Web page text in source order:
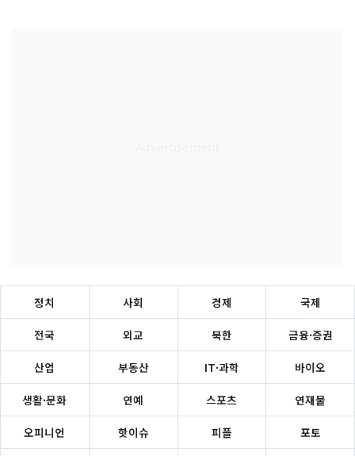
정치 사회 경제 국제
전국 외교 북한 금융·증권
산업 부동산 IT·과학 바이오
생활·문화 연예 스포츠 연재물
오피니언 핫이슈 피플 포토